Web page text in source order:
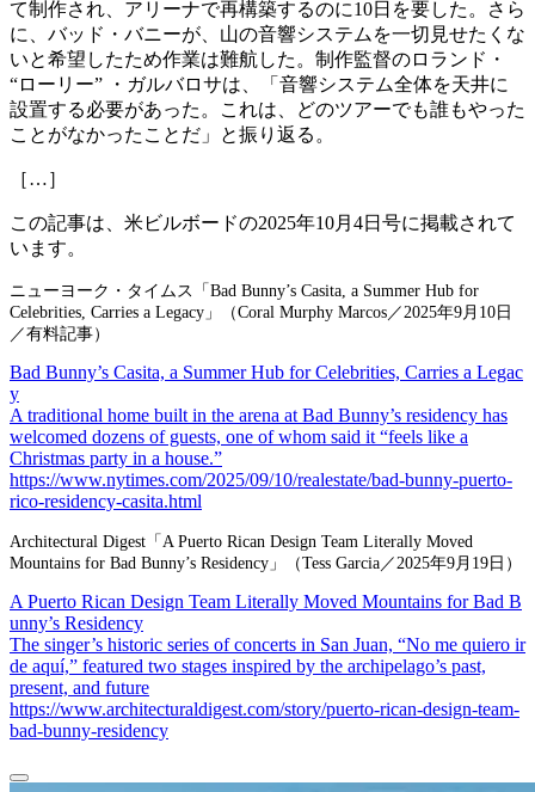
て制作され、アリーナで再構築するのに10日を要した。さら
に、バッド・バニーが、山の音響システムを一切見せたくな
いと希望したため作業は難航した。制作監督のロランド・
“ローリー” ・ガルバロサは、「音響システム全体を天井に
設置する必要があった。これは、どのツアーでも誰もやった
ことがなかったことだ」と振り返る。
［…］
この記事は、米ビルボードの2025年10月4日号に掲載されて
います。
ニューヨーク・タイムス「Bad Bunny’s Casita, a Summer Hub for
Celebrities, Carries a Legacy」（Coral Murphy Marcos／2025年9月10日
／有料記事）
Bad Bunny’s Casita, a Summer Hub for Celebrities, Carries a Legac
y
A traditional home built in the arena at Bad Bunny’s residency has
welcomed dozens of guests, one of whom said it “feels like a
Christmas party in a house.”
https://www.nytimes.com/2025/09/10/realestate/bad-bunny-puerto-
rico-residency-casita.html
Architectural Digest「A Puerto Rican Design Team Literally Moved
Mountains for Bad Bunny’s Residency」（Tess Garcia／2025年9月19日）
A Puerto Rican Design Team Literally Moved Mountains for Bad B
unny’s Residency
The singer’s historic series of concerts in San Juan, “No me quiero ir
de aquí,” featured two stages inspired by the archipelago’s past,
present, and future
https://www.architecturaldigest.com/story/puerto-rican-design-team-
bad-bunny-residency